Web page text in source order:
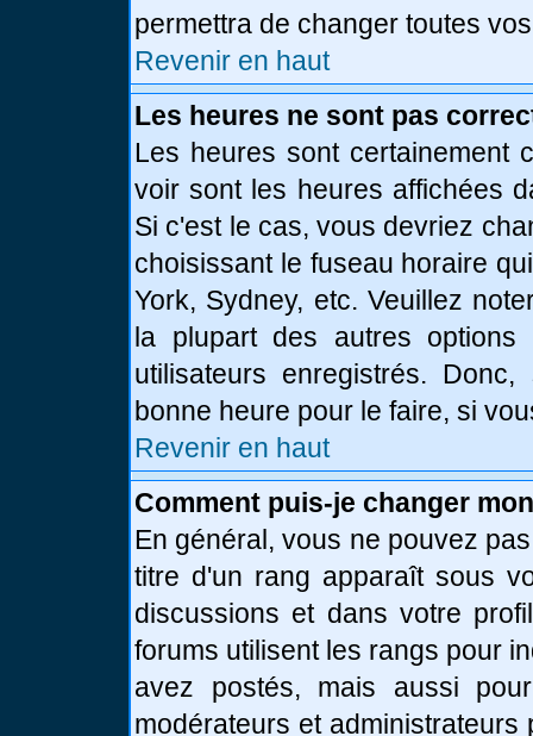
permettra de changer toutes
Revenir en haut
Les heures ne sont pas
Les heures sont certainement
voir sont les heures affichées
Si c'est le cas, vous devriez
choisissant le fuseau horaire
York, Sydney, etc. Veuillez
la plupart des autres options
utilisateurs enregistrés.
bonne heure pour le faire, si
Revenir en haut
Comment puis-je changer
En général, vous ne pouvez
titre d'un rang apparaît sous
discussions et dans votre
forums utilisent les rangs pour
avez postés, mais aussi
modérateurs et